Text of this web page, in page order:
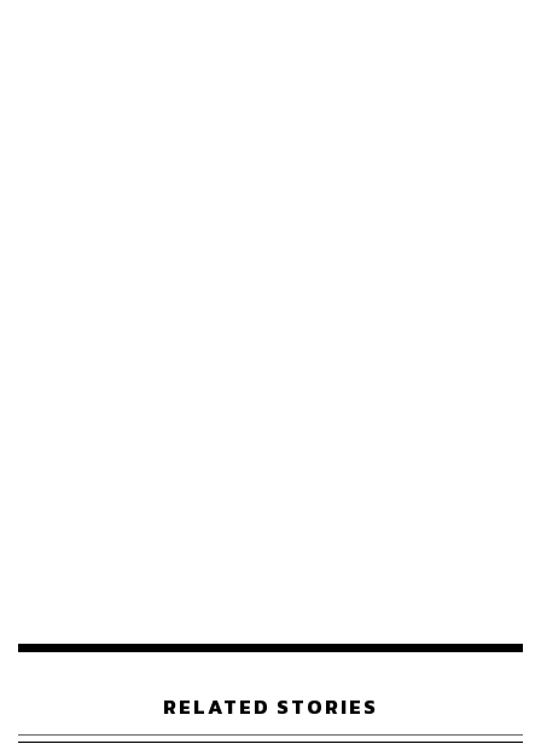
RELATED STORIES